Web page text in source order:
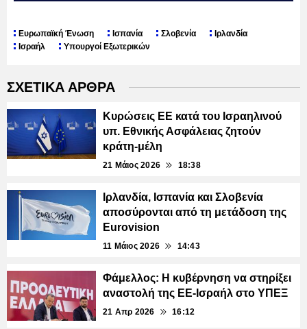
Ευρωπαϊκή Ένωση Ισπανία Σλοβενία
Ιρλανδία
Ισραήλ
Υπουργοί Εξωτερικών
ΣΧΕΤΙΚΑ ΑΡΘΡΑ
Κυρώσεις ΕΕ κατά του Ισραηλινού
υπ. Εθνικής Ασφάλειας ζητούν
κράτη-μέλη
21 Μάιος 2026 18:38
Ιρλανδία, Ισπανία και Σλοβενία
αποσύρονται από τη μετάδοση της
Eurovision
11 Μάιος 2026 14:43
Φάμελλος: Η κυβέρνηση να στηρίξει
αναστολή της ΕΕ-Ισραήλ στο ΥΠΕΞ
21 Απρ 2026 16:12